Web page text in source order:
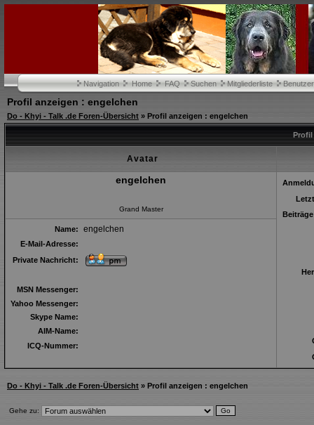
Navigation Home FAQ Suchen Mitgliederliste
Profil anzeigen : engelchen
Do - Khyi - Talk .de Foren-Übersicht » Profil anzeigen : engelchen
Profil
Avatar
engelchen
Grand Master
Name: engelchen
E-Mail-Adresse:
Private Nachricht:
MSN Messenger:
Yahoo Messenger:
Skype Name:
AIM-Name:
ICQ-Nummer:
Do - Khyi - Talk .de Foren-Übersicht » Profil anzeigen : engelchen
Gehe zu: